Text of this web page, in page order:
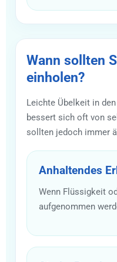
Wann sollten
einholen?
Leichte Übelkeit in
bessert sich oft von
sollten jedoch immer
Anhaltendes
Wenn Flüssigkeit
aufgenommen